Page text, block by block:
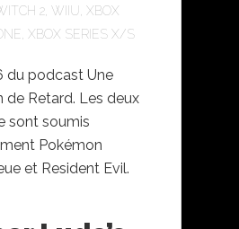
2 WIIU XBOX
XBOX SERIES X/S
du podcast Une
de Retard. Les deux
sont soumis
Pokémon
et Resident Evil.